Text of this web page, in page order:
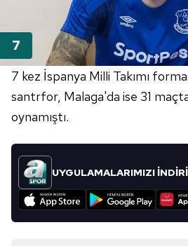
7 kez İspanya Milli Takımı
santrfor, Malaga'da ise 31
oynamıştı.
UYGULAMALARIMIZI